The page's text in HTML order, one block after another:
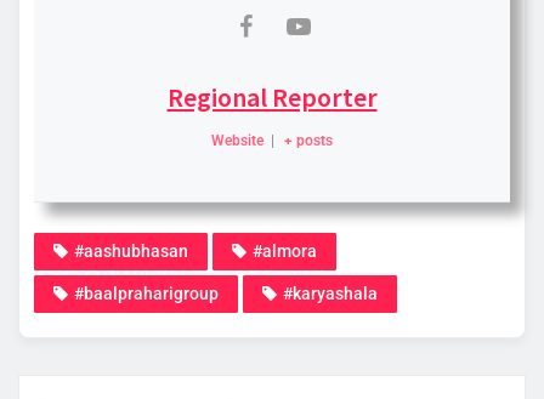
Regional Reporter
Website | + posts
#aashubhasan #almora
#baalpraharigroup #karyashala